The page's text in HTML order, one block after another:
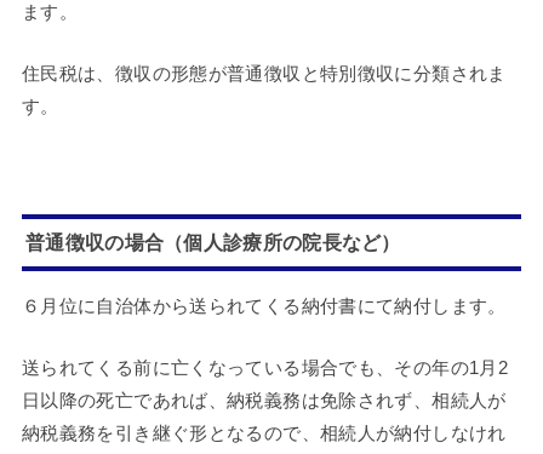
ます。
住民税は、徴収の形態が普通徴収と特別徴収に分類されま
す。
普通徴収の場合（個人診療所の院長など）
６月位に自治体から送られてくる納付書にて納付します。
送られてくる前に亡くなっている場合でも、その年の1月2
日以降の死亡であれば、納税義務は免除されず、相続人が
納税義務を引き継ぐ形となるので、相続人が納付しなけれ